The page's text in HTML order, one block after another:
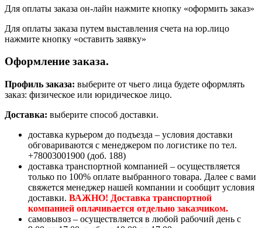
Для оплаты заказа он-лайн нажмите кнопку «оформить заказ»
Для оплаты заказа путем выставления счета на юр.лицо
нажмите кнопку «оставить заявку»
Оформление заказа.
Профиль заказа: выберите от чьего лица будете оформлять
заказ: физическое или юридическое лицо.
Доставка: выберите способ доставки.
доставка курьером до подъезда – условия доставки
обговариваются с менеджером по логистике по тел.
+78003001900 (доб. 188)
доставка транспортной компанией – осуществляется
только по 100% оплате выбранного товара. Далее с вами
свяжется менеджер нашей компании и сообщит условия
доставки. ВАЖНО! Доставка транспортной
компанией оплачивается отдельно заказчиком.
самовывоз – осуществляется в любой рабочий день с